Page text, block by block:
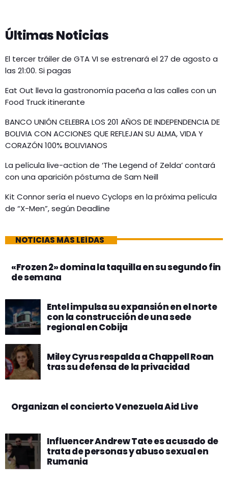
Últimas Noticias
El tercer tráiler de GTA VI se estrenará el 27 de agosto a
las 21:00. Si pagas
Eat Out lleva la gastronomía paceña a las calles con un
Food Truck itinerante
BANCO UNIÓN CELEBRA LOS 201 AÑOS DE INDEPENDENCIA DE
BOLIVIA CON ACCIONES QUE REFLEJAN SU ALMA, VIDA Y
CORAZÓN 100% BOLIVIANOS
La película live-action de ‘The Legend of Zelda’ contará
con una aparición póstuma de Sam Neill
Kit Connor sería el nuevo Cyclops en la próxima película
de “X-Men”, según Deadline
NOTICIAS MÁS LEÍDAS
«Frozen 2» domina la taquilla en su segundo fin
de semana
Entel impulsa su expansión en el norte
con la construcción de una sede
regional en Cobija
Miley Cyrus respalda a Chappell Roan
tras su defensa de la privacidad
Organizan el concierto Venezuela Aid Live
Influencer Andrew Tate es acusado de
trata de personas y abuso sexual en
Rumania